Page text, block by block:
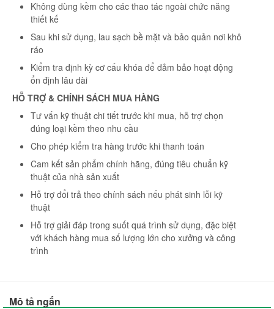
Không dùng kềm cho các thao tác ngoài chức năng
thiết kế
Sau khi sử dụng, lau sạch bề mặt và bảo quản nơi khô
ráo
Kiểm tra định kỳ cơ cấu khóa để đảm bảo hoạt động
ổn định lâu dài
HỖ TRỢ & CHÍNH SÁCH MUA HÀNG
Tư vấn kỹ thuật chi tiết trước khi mua, hỗ trợ chọn
đúng loại kềm theo nhu cầu
Cho phép kiểm tra hàng trước khi thanh toán
Cam kết sản phẩm chính hãng, đúng tiêu chuẩn kỹ
thuật của nhà sản xuất
Hỗ trợ đổi trả theo chính sách nếu phát sinh lỗi kỹ
thuật
Hỗ trợ giải đáp trong suốt quá trình sử dụng, đặc biệt
với khách hàng mua số lượng lớn cho xưởng và công
trình
Mô tả ngắn